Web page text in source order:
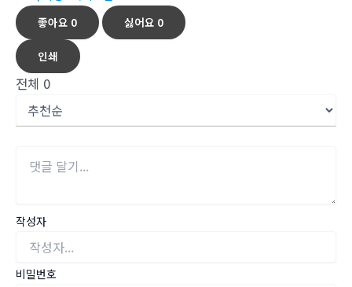
좋아요 0 싫어요 0
인쇄
전체 0
작성자
비밀번호